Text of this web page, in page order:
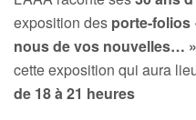
exposition des porte-folios
nous de vos nouvelles… »
cette exposition qui aura
de 18 à 21 heures